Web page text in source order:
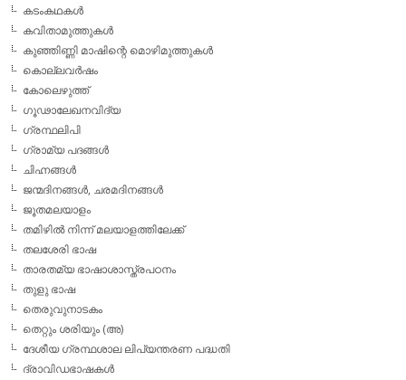
കടംകഥകള്‍
കവിതാമുത്തുകള്‍
കുഞ്ഞിണ്ണി മാഷിന്റെ മൊഴിമുത്തുകള്‍
കൊല്ലവര്‍ഷം
കോലെഴുത്ത്
ഗൂഢാലേഖനവിദ്യ
ഗ്രന്ഥലിപി
ഗ്രാമ്യ പദങ്ങള്‍
ചിഹ്നങ്ങള്‍
ജന്മദിനങ്ങള്‍, ചരമദിനങ്ങള്‍
ജൂതമലയാളം
തമിഴില്‍ നിന്ന് മലയാളത്തിലേക്ക്
തലശേരി ഭാഷ
താരതമ്യ ഭാഷാശാസ്ത്രപഠനം
തുളു ഭാഷ
തെരുവുനാടകം
തെറ്റും ശരിയും (അ)
ദേശീയ ഗ്രന്ഥശാല ലിപ്യന്തരണ പദ്ധതി
ദ്രാവിഡഭാഷകള്‍